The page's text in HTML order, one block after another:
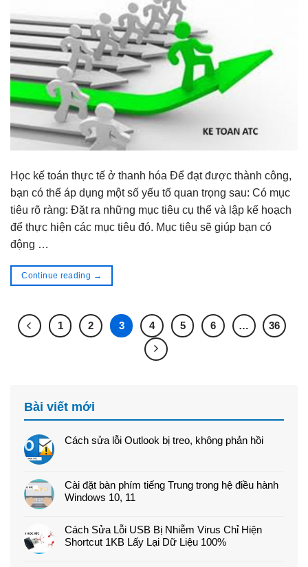
Học kế toán thực tế ở thanh hóa Để đạt được thành công,
bạn có thể áp dụng một số yếu tố quan trọng sau: Có mục
tiêu rõ ràng: Đặt ra những mục tiêu cụ thể và lập kế hoạch
để thực hiện các mục tiêu đó. Mục tiêu sẽ giúp bạn có
động …
Continue reading →
1 2 3 4 5 6 … 36
Bài viết mới
Cách sửa lỗi Outlook bị treo, không phản hồi
Cài đặt bàn phím tiếng Trung trong hệ điều hành
Windows 10, 11
Cách Sửa Lỗi USB Bị Nhiễm Virus Chỉ Hiện
Shortcut 1KB Lấy Lại Dữ Liệu 100%